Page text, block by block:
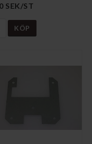
SEK/ST
KÖP